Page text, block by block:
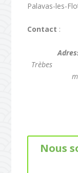
Palavas-les-
Contact :
Trèbes
Nous